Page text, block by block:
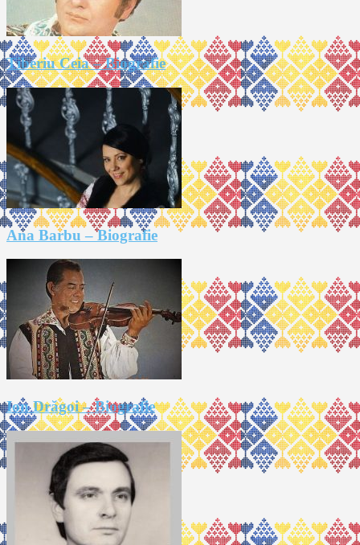
Tiberiu Ceia – Biografie
Ana Barbu – Biografie
Ion Drăgoi – Biografie